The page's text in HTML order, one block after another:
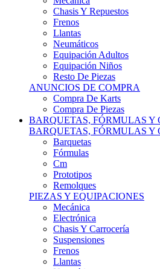
Frenos
Llantas
Neumáticos
Equipación Adultos
Equipación Niños
Resto De Piezas
ANUNCIOS DE COMPRA
Compra De Karts
Compra De Piezas
BARQUETAS, FÓRMULAS Y
BARQUETAS, FÓRMULAS Y
Barquetas
Fórmulas
Cm
Prototipos
Remolques
PIEZAS Y EQUIPACIONES
Mecánica
Electrónica
Chasis Y Carrocería
Suspensiones
Frenos
Llantas
Neumáticos